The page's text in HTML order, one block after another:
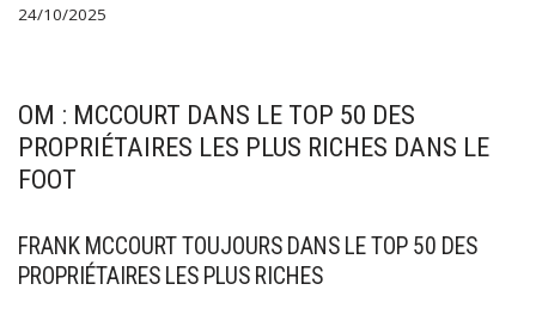
24/10/2025
OM : MCCOURT DANS LE TOP 50 DES
PROPRIÉTAIRES LES PLUS RICHES DANS LE
FOOT
FRANK MCCOURT TOUJOURS DANS LE TOP 50 DES
PROPRIÉTAIRES LES PLUS RICHES